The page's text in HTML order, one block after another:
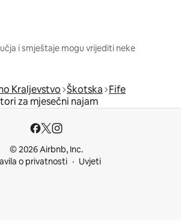
i smještaje mogu vrijediti neke
Kraljevstvo Škotska Fife
za mjesečni najam
© 2026 Airbnb, Inc.
o privatnosti
Uvjeti